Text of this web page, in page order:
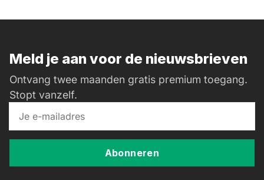
Meld je aan voor de nieuwsbrieven
Ontvang twee maanden gratis premium toegang.
Stopt vanzelf.
Abonneren